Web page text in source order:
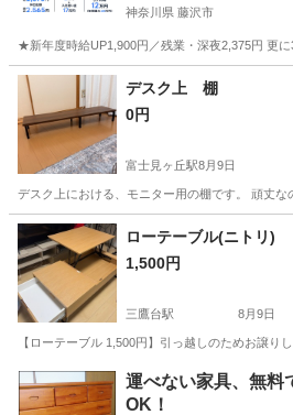
神奈川県 藤沢市
★新年度時給UP1,900円／残業・深夜2,375円 更
神奈川 藤沢市 その他
デスク上 棚
0円
富士見ヶ丘駅8月9日
デスク上における、モニター用の棚です。 頑丈
東京 杉並区 富士見ヶ丘駅 収納家具
ローテーブル(ニトリ)
1,500円
三鷹台駅 8月9日
【ローテーブル 1,500円】引っ越しのためお譲
東京 三鷹市 三鷹台駅 テーブル
運べない家具、無料
OK！